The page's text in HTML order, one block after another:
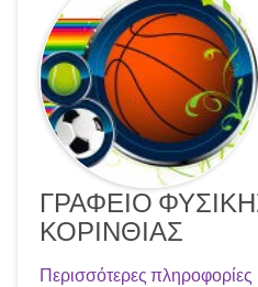
ΓΡΑΦΕΙΟ
ΚΟΡΙΝΘΙΑΣ
Περισσότερες πληροφορίες